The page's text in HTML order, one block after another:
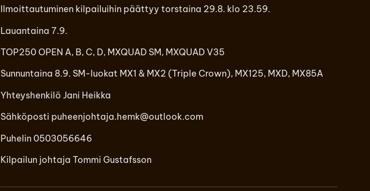
Ilmoittautuminen kilpailuihin päättyy torstaina 29.8. klo 23.59.
Lauantaina 7.9.
TOP250 OPEN A, B, C, D, MXQUAD SM, MXQUAD V35
Sunnuntaina 8.9. SM-luokat MX1 & MX2 (Triple Crown), MX125, MXD, MX85A
Yhteyshenkilö Jani Heikka
Sähköposti puheenjohtaja.hemk@outlook.com
Puhelin 0503056646
Kilpailun johtaja Tommi Gustafsson